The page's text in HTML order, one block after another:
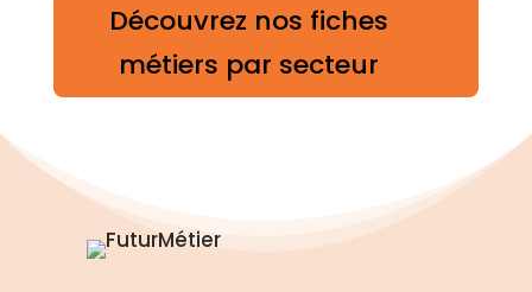
Découvrez nos fiches
métiers par secteur